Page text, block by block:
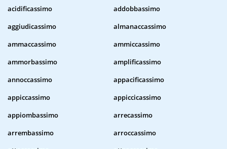
acidificassimo
addobbassimo
aggiudicassimo
almanaccassimo
ammaccassimo
ammiccassimo
ammorbassimo
amplificassimo
annoccassimo
appacificassimo
appiccassimo
appiccicassimo
appiombassimo
arrecassimo
arrembassimo
arroccassimo